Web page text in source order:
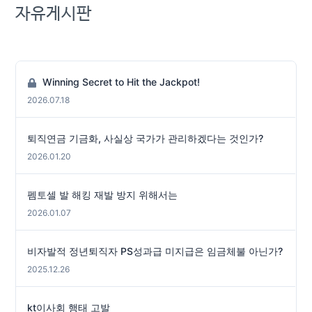
자유게시판
Winning Secret to Hit the Jackpot!
2026.07.18
퇴직연금 기금화, 사실상 국가가 관리하겠다는 것인가?
2026.01.20
펨토셀 발 해킹 재발 방지 위해서는
2026.01.07
비자발적 정년퇴직자 PS성과급 미지급은 임금체불 아닌가?
2025.12.26
kt이사회 행태 고발